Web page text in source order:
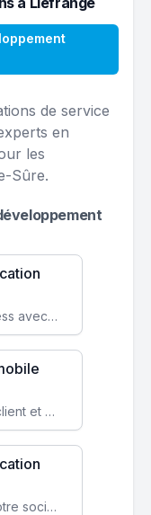
de service
en
les
Sûre.
Faites évoluer votre business avec des solutions logicielles personnalisées, parfaitement adaptées à vos besoins spécifiques.
Augmentez l’engagement client et simplifiez vos processus avec une application mobile sur mesure, disponible sur iOS et Android.
Améliorez l'efficacité de votre société avec une application web personnalisée accessible partout et tout le temps.